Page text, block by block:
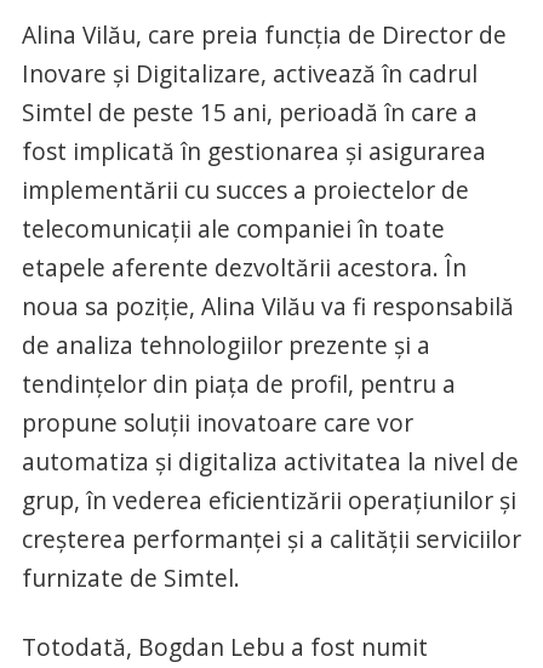
Alina Vilău, care preia funcția de Director de
Inovare și Digitalizare, activează în cadrul
Simtel de peste 15 ani, perioadă în care a
fost implicată în gestionarea și asigurarea
implementării cu succes a proiectelor de
telecomunicații ale companiei în toate
etapele aferente dezvoltării acestora. În
noua sa poziție, Alina Vilău va fi responsabilă
de analiza tehnologiilor prezente și a
tendințelor din piața de profil, pentru a
propune soluții inovatoare care vor
automatiza și digitaliza activitatea la nivel de
grup, în vederea eficientizării operațiunilor și
creșterea performanței și a calității serviciilor
furnizate de Simtel.
Totodată, Bogdan Lebu a fost numit